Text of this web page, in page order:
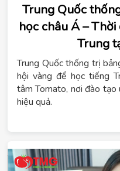
Trung Quốc
học châu Á –
Trung
Trung Quốc thống trị
hội vàng để học tiếng
tâm Tomato, nơi đào tạo
hiệu quả.